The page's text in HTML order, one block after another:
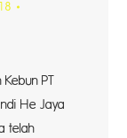
PT
He Jaya
telah